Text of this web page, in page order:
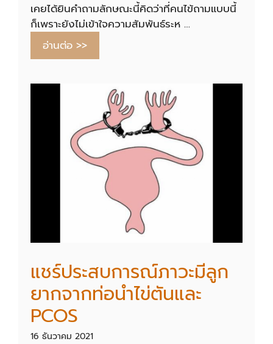
เคยได้ยินคำถามลักษณะนี้คิดว่าที่คนไข้ถามแบบนี้
ก็เพราะยังไม่เข้าใจความสัมพันธ์ระห …
อ่านต่อ >>
แชร์ประสบการณ์ภาวะมีลูก
ยากจากท่อนำไข่ตันและ
PCOS
16 ธันวาคม 2021